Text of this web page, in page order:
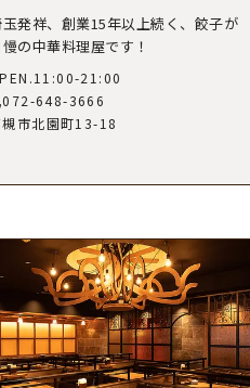
発祥、創業15年以上続く、餃子が
の中華料理屋です！
21:00
072-648-3666
市北園町13-18